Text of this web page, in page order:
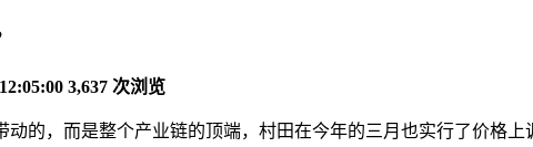
3,637 次浏览
的，而是整个产业链的顶端，村田在今年的三月也实行了价格